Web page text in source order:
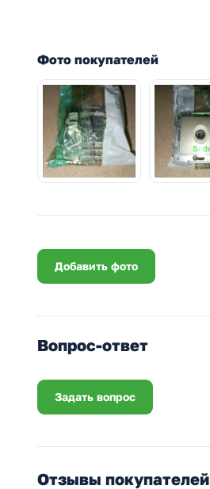
Фото покупателей
Добавить фото
Вопрос-ответ
Задать вопрос
Отзывы покупателей